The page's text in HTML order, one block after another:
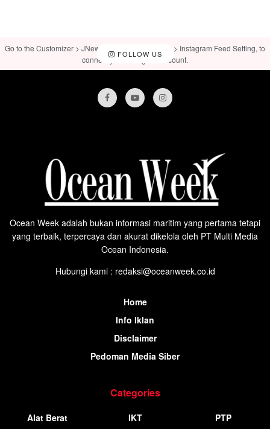
FOLLOW US
Go to the Customizer > JNews : Social, Like & View > Instagram Feed Setting, to
connect your Instagram account.
Ocean Week adalah bukan informasi maritim yang pertama tetapi
yang terbaik, terpercaya dan akurat dikelola oleh PT Multi Media
Ocean Indonesia.
Hubungi kami : redaksi@oceanweek.co.id
Home
Info Iklan
Disclaimer
Pedoman Media Siber
Categories
Alat Berat
IKT
PTP